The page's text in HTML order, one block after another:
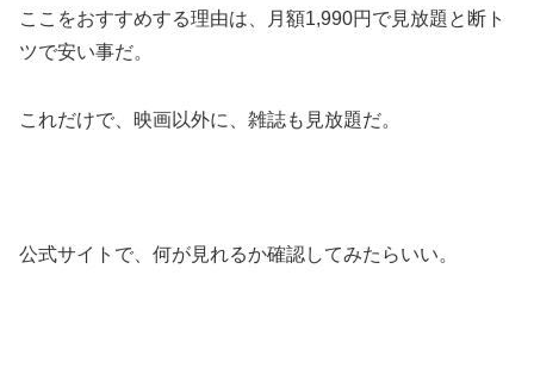
ここをおすすめする理由は、月額1,990円で見放題と断ト
ツで安い事だ。
これだけで、映画以外に、雑誌も見放題だ。
公式サイトで、何が見れるか確認してみたらいい。